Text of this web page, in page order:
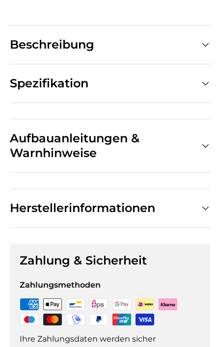
Beschreibung
Spezifikation
Aufbauanleitungen &
Warnhinweise
Herstellerinformationen
Zahlung & Sicherheit
Zahlungsmethoden
Ihre Zahlungsdaten werden sicher